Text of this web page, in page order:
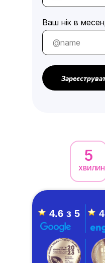
Ваш нік в
ХВИЛИН
5
4.6 з 5